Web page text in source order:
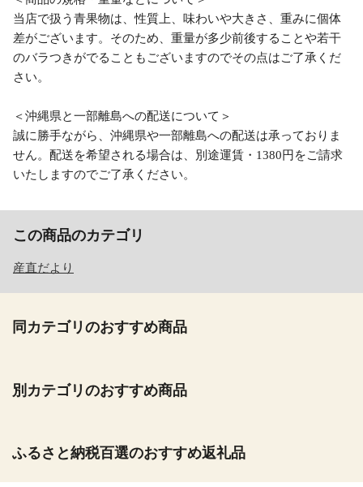
当店で扱う青果物は、性質上、味わいや大きさ、重みに個体
差がございます。そのため、重量が多少前後することや若干
のバラつきがでることもございますのでその点はご了承くだ
さい。
＜沖縄県と一部離島への配送について＞
誠に勝手ながら、沖縄県や一部離島への配送は承っておりま
せん。配送を希望される場合は、別途運賃・1380円をご請求
いたしますのでご了承ください。
この商品のカテゴリ
産直だより
同カテゴリのおすすめ商品
別カテゴリのおすすめ商品
ふるさと納税百選のおすすめ返礼品